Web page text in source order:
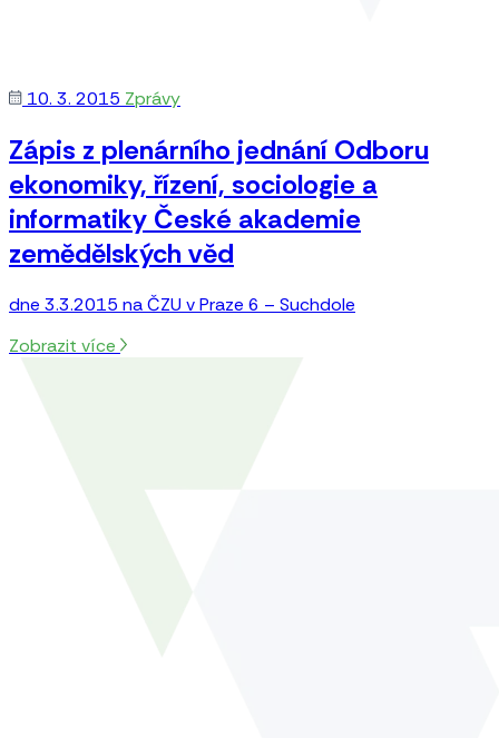
10. 3. 2015 Zprávy
Zápis z plenárního jednání Odboru
ekonomiky, řízení, sociologie a
informatiky České akademie
zemědělských věd
dne 3.3.2015 na ČZU v Praze 6 – Suchdole
Zobrazit více